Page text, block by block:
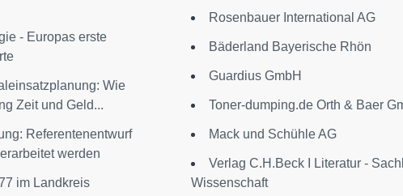
- Europas erste
Wie
Zeit und Geld...
Referentenentwurf
werden
im Landkreis
Rosenbauer International AG
Bäderland Bayerische Rhön
Guardius GmbH
Toner-dumping.de Orth & Baer
Mack und Schühle AG
Verlag C.H.Beck I Literatur -
Wissenschaft